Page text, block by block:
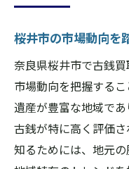
桜井市の市場動向を
奈良県桜井市で古銭
市場動向を把握する
遺産が豊富な地域で
古銭が特に高く評価
知るためには、地元の